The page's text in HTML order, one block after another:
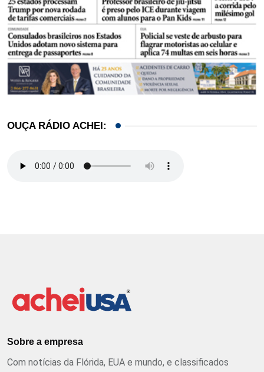
OUÇA RÁDIO ACHEI:
Sobre a empresa
Com notícias da Flórida, EUA e mundo, e classificados